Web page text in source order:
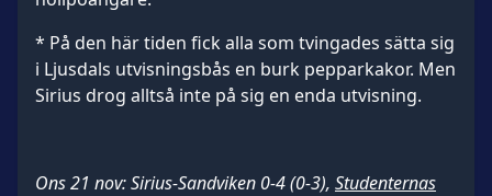
* På den här tiden fick alla som tvingades sätta sig
i Ljusdals utvisningsbås en burk pepparkakor. Men
Sirius drog alltså inte på sig en enda utvisning.
Ons 21 nov: Sirius-Sandviken 0-4 (0-3), Studenternas